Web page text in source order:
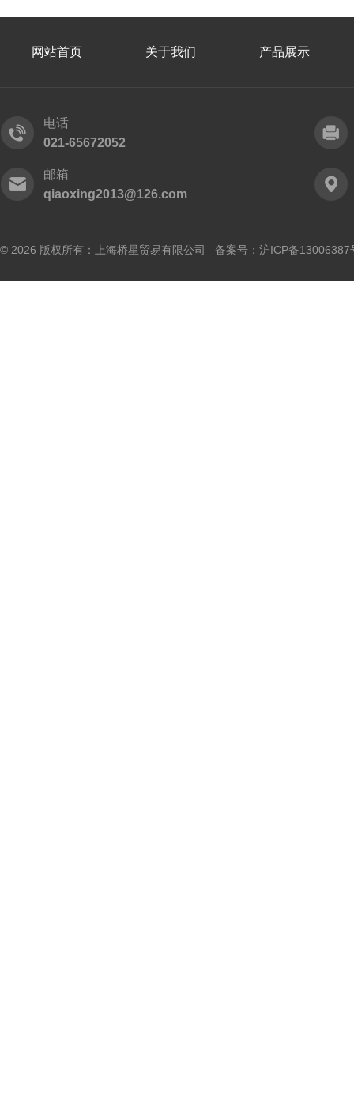
网站首页 关于我们 产品展示
电话
021-65672052
邮箱
qiaoxing2013@126.com
© 2026 版权所有：上海桥星贸易有限公司 备案号： 沪ICP备13006387